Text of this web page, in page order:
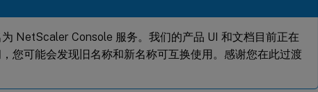
NetScaler Console 服务。我们的产品 UI 和文档目前正在
您可能会发现旧名称和新名称可互换使用。感谢您在此过渡